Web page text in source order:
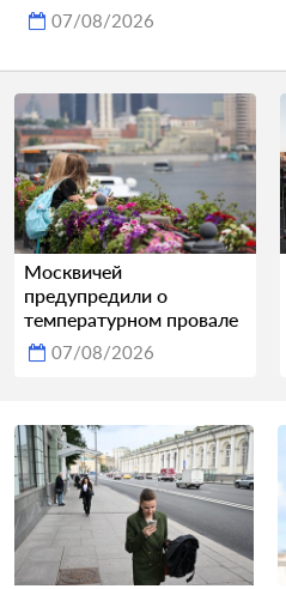
07/08/2026
Москвичей
предупредили о
температурном провале
07/08/2026